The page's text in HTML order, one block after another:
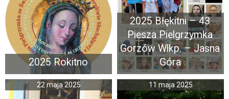
2025 Rokitno
2025 Błękitni – 43
Piesza Pielgrzymka
Gorzów Wlkp. – Jasna
Góra
22 maja 2025 11 maja 2025